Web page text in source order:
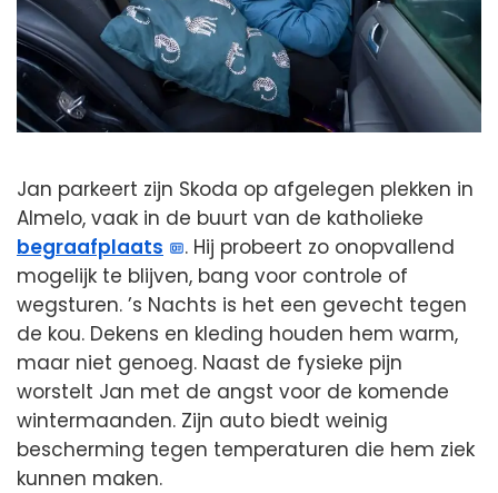
Jan parkeert zijn Skoda op afgelegen plekken in
Almelo, vaak in de buurt van de katholieke
begraafplaats
. Hij probeert zo onopvallend
mogelijk te blijven, bang voor controle of
wegsturen. ’s Nachts is het een gevecht tegen
de kou. Dekens en kleding houden hem warm,
maar niet genoeg. Naast de fysieke pijn
worstelt Jan met de angst voor de komende
wintermaanden. Zijn auto biedt weinig
bescherming tegen temperaturen die hem ziek
kunnen maken.